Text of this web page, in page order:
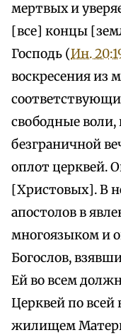
мертвых и
[все] концы
Господь (Ин.
воскресения из
свободные
безграничной
оплот церквей.
[Христовых]. В
апостолов в
многоязыком и
Богослов,
Ей во всем
Церквей по
жилищем